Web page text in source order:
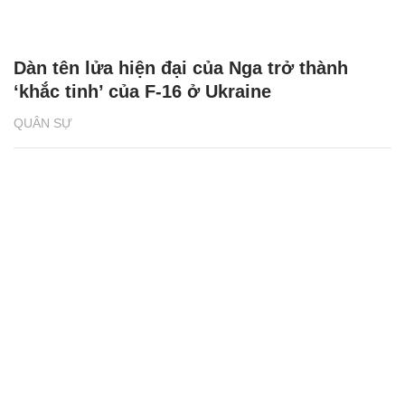
QUÂN SỰ
Dàn tên lửa hiện đại của Nga trở thành
‘khắc tinh’ của F-16 ở Ukraine